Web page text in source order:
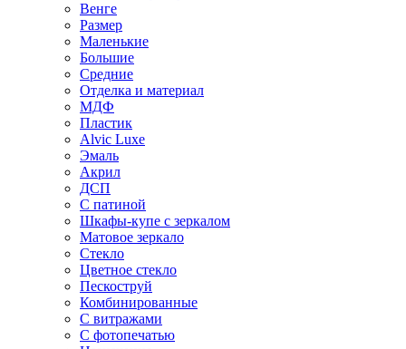
Венге
Размер
Маленькие
Большие
Средние
Отделка и материал
МДФ
Пластик
Alvic Luxe
Эмаль
Акрил
ДСП
С патиной
Шкафы-купе с зеркалом
Матовое зеркало
Стекло
Цветное стекло
Пескоструй
Комбинированные
С витражами
С фотопечатью